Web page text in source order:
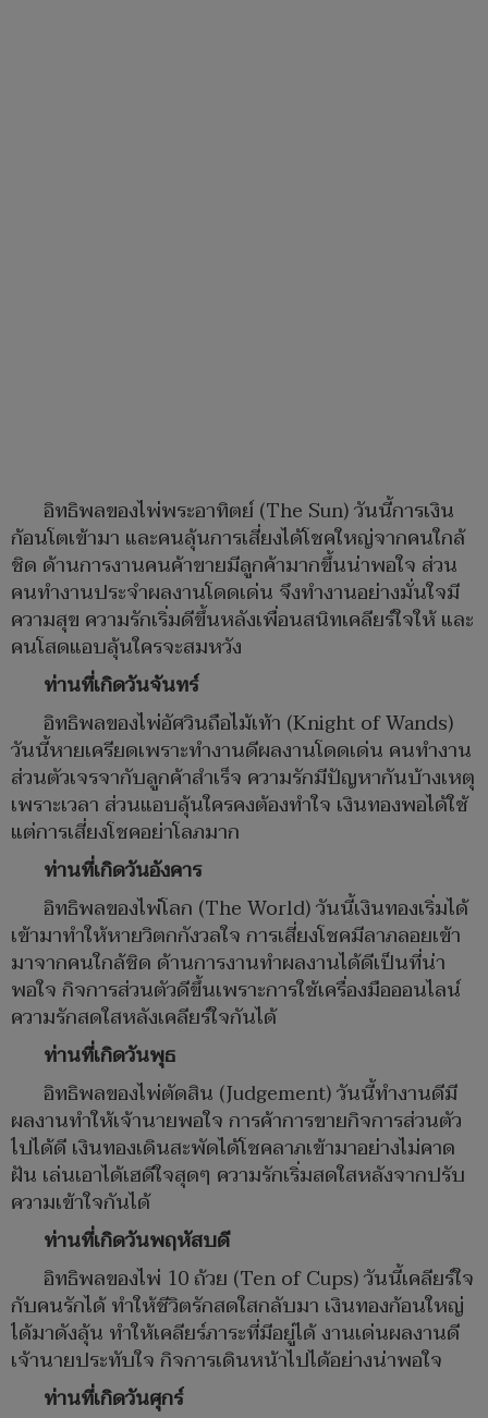
อิทธิพลของไพ่พระอาทิตย์ (The Sun) วันนี้การเงิน
ก้อนโตเข้ามา และคนลุ้นการเสี่ยงได้โชคใหญ่จากคนใกล้
ชิด ด้านการงานคนค้าขายมีลูกค้ามากขึ้นน่าพอใจ ส่วน
คนทำงานประจำผลงานโดดเด่น จึงทำงานอย่างมั่นใจมี
ความสุข ความรักเริ่มดีขึ้นหลังเพื่อนสนิทเคลียร์ใจให้ และ
คนโสดแอบลุ้นใครจะสมหวัง
ท่านที่เกิดวันจันทร์
อิทธิพลของไพ่อัศวินถือไม้เท้า (Knight of Wands)
วันนี้หายเครียดเพราะทำงานดีผลงานโดดเด่น คนทำงาน
ส่วนตัวเจรจากับลูกค้าสำเร็จ ความรักมีปัญหากันบ้างเหตุ
เพราะเวลา ส่วนแอบลุ้นใครคงต้องทำใจ เงินทองพอได้ใช้
แต่การเสี่ยงโชคอย่าโลภมาก
ท่านที่เกิดวันอังคาร
อิทธิพลของไพ่โลก (The World) วันนี้เงินทองเริ่มได้
เข้ามาทำให้หายวิตกกังวลใจ การเสี่ยงโชคมีลาภลอยเข้า
มาจากคนใกล้ชิด ด้านการงานทำผลงานได้ดีเป็นที่น่า
พอใจ กิจการส่วนตัวดีขึ้นเพราะการใช้เครื่องมือออนไลน์
ความรักสดใสหลังเคลียร์ใจกันได้
ท่านที่เกิดวันพุธ
อิทธิพลของไพ่ตัดสิน (Judgement) วันนี้ทำงานดีมี
ผลงานทำให้เจ้านายพอใจ การค้าการขายกิจการส่วนตัว
ไปได้ดี เงินทองเดินสะพัดได้โชคลาภเข้ามาอย่างไม่คาด
ฝัน เล่นเอาได้เฮดีใจสุดๆ ความรักเริ่มสดใสหลังจากปรับ
ความเข้าใจกันได้
ท่านที่เกิดวันพฤหัสบดี
อิทธิพลของไพ่ 10 ถ้วย (Ten of Cups) วันนี้เคลียร์ใจ
กับคนรักได้ ทำให้ชีวิตรักสดใสกลับมา เงินทองก้อนใหญ่
ได้มาดังลุ้น ทำให้เคลียร์ภาระที่มีอยู่ได้ งานเด่นผลงานดี
เจ้านายประทับใจ กิจการเดินหน้าไปได้อย่างน่าพอใจ
ท่านที่เกิดวันศุกร์